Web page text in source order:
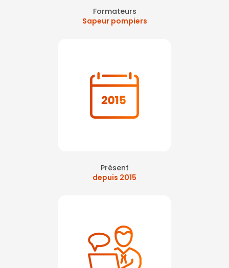
Formateurs
Sapeur pompiers
Présent
depuis 2015